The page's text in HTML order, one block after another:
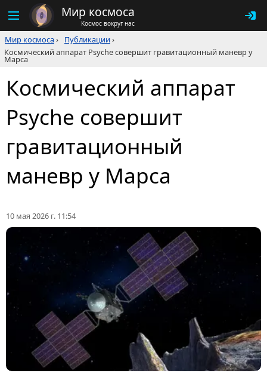
Мир космоса
Космос вокруг нас
Мир космоса› Публикации›
Космический аппарат Psyche совершит гравитационный маневр у
Марса
Космический аппарат
Psyche совершит
гравитационный
маневр у Марса
10 мая 2026 г. 11:54